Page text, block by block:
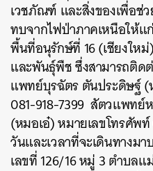
เวชภัณฑ์ และสิ่งของเพื่อช่
ทบจากไฟป่าภาคเหนือให้
พื้นที่อนุรักษ์ที่ 16 (เชียงให
และพันธุ์พืช ซึ่งสามารถติด
แพทย์บุรฉัตร ตันประดิษฐ์
081-918-7399 สัตวแพท
(หมอเอ๋) หมายเลขโทรศัพ
วันและเวลาที่จะเดินทางม
เลขที่ 126/16 หมู่ 3 ตำบลแ